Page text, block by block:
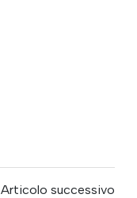
Articolo successivo